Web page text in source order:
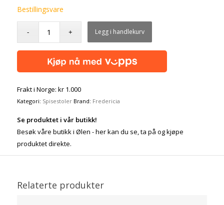
Bestillingsvare
Legg i handlekurv
Frakt i Norge: kr 1.000
Kategori: Spisestoler Brand: Fredericia
Se produktet i vår butikk!
Besøk våre butikk i Ølen - her kan du se, ta på og kjøpe
produktet direkte.
Relaterte produkter